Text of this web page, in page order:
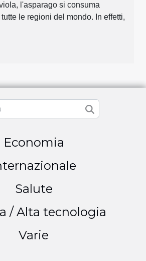
l'asparago si consuma
le regioni del mondo. In effetti,
Economia
Salute
/ Alta tecnologia
Varie